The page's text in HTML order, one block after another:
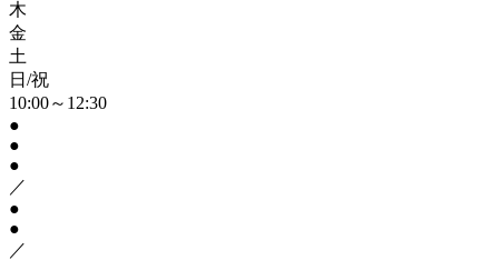
木
金
土
日/祝
10:00～12:30
●
●
●
／
●
●
／